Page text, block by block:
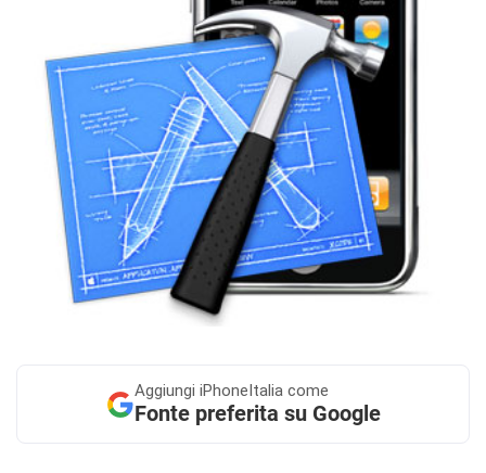
Aggiungi iPhoneItalia come
Fonte preferita su Google